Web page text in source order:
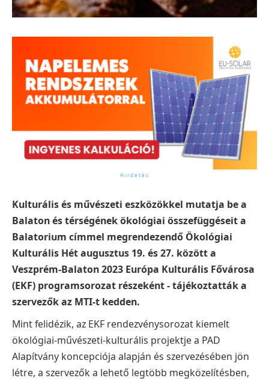
Kulturális és művészeti eszközökkel mutatja be a
Balaton és térségének ökológiai összefüggéseit a
Balatorium címmel megrendezendő Ökológiai
Kulturális Hét augusztus 19. és 27. között a
Veszprém-Balaton 2023 Európa Kulturális Fővárosa
(EKF) programsorozat részeként - tájékoztatták a
szervezők az MTI-t kedden.
Mint felidézik, az EKF rendezvénysorozat kiemelt
ökológiai-művészeti-kulturális projektje a PAD
Alapítvány koncepciója alapján és szervezésében jön
létre, a szervezők a lehető legtöbb megközelítésben,